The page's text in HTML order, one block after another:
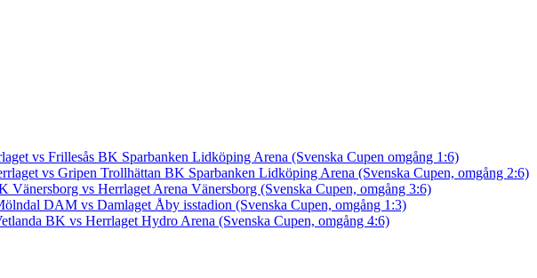
vs Frillesås BK Sparbanken Lidköping Arena (Svenska Cupen omgång 1:6)
vs Gripen Trollhättan BK Sparbanken Lidköping Arena (Svenska Cupen, omgång 2:6)
Vänersborg vs Herrlaget Arena Vänersborg (Svenska Cupen, omgång 3:6)
DAM vs Damlaget Åby isstadion (Svenska Cupen, omgång 1:3)
BK vs Herrlaget Hydro Arena (Svenska Cupen, omgång 4:6)